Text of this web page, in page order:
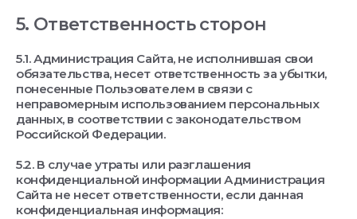
5. Ответственность сторон
5.1. Администрация Сайта, не исполнившая свои
обязательства, несет ответственность за убытки,
понесенные Пользователем в связи с
неправомерным использованием персональных
данных, в соответствии с законодательством
Российской Федерации.
5.2. В случае утраты или разглашения
конфиденциальной информации Администрация
Сайта не несет ответственности, если данная
конфиденциальная информация: